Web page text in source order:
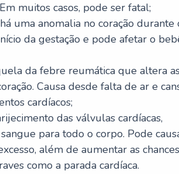
muitos casos, pode ser fatal;
uma anomalia no coração durante
da gestação e pode afetar o
da febre reumática que altera
Causa desde falta de ar e
cardíacos;
das válvulas cardíacas,
para todo o corpo. Pode
além de aumentar as
como a parada cardíaca.